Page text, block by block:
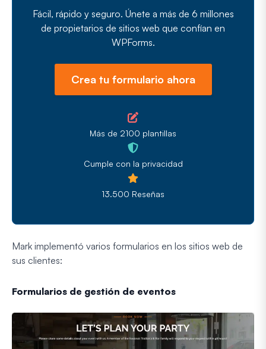
Fácil, rápido y seguro. Únete a más de 6 millones
de propietarios de sitios web que confían en
WPForms.
Crea tu formulario ahora
Más de 2100 plantillas
Cumple con la privacidad
13.500 Reseñas
Mark implementó varios formularios en los sitios web de
sus clientes:
Formularios de gestión de eventos